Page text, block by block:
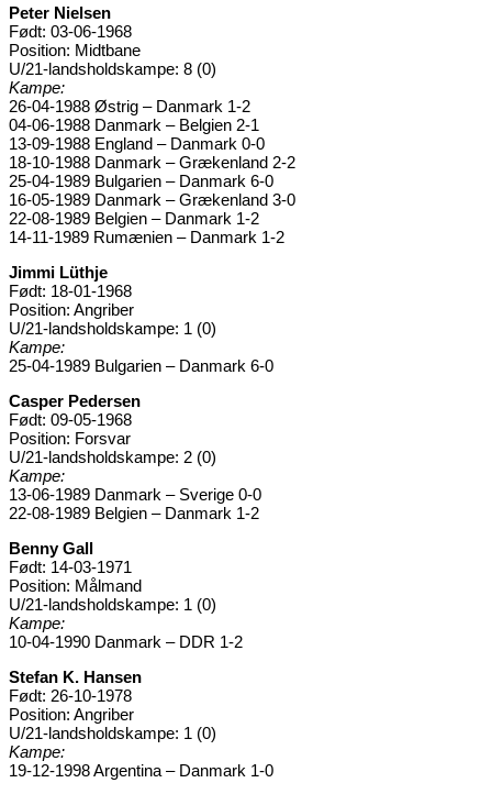
Peter Nielsen
Født: 03-06-1968
Position: Midtbane
U/21-landsholdskampe: 8 (0)
Kampe:
26-04-1988 Østrig – Danmark 1-2
04-06-1988 Danmark – Belgien 2-1
13-09-1988 England – Danmark 0-0
18-10-1988 Danmark – Grækenland 2-2
25-04-1989 Bulgarien – Danmark 6-0
16-05-1989 Danmark – Grækenland 3-0
22-08-1989 Belgien – Danmark 1-2
14-11-1989 Rumænien – Danmark 1-2
Jimmi Lüthje
Født: 18-01-1968
Position: Angriber
U/21-landsholdskampe: 1 (0)
Kampe:
25-04-1989 Bulgarien – Danmark 6-0
Casper Pedersen
Født: 09-05-1968
Position: Forsvar
U/21-landsholdskampe: 2 (0)
Kampe:
13-06-1989 Danmark – Sverige 0-0
22-08-1989 Belgien – Danmark 1-2
Benny Gall
Født: 14-03-1971
Position: Målmand
U/21-landsholdskampe: 1 (0)
Kampe:
10-04-1990 Danmark – DDR 1-2
Stefan K. Hansen
Født: 26-10-1978
Position: Angriber
U/21-landsholdskampe: 1 (0)
Kampe:
19-12-1998 Argentina – Danmark 1-0